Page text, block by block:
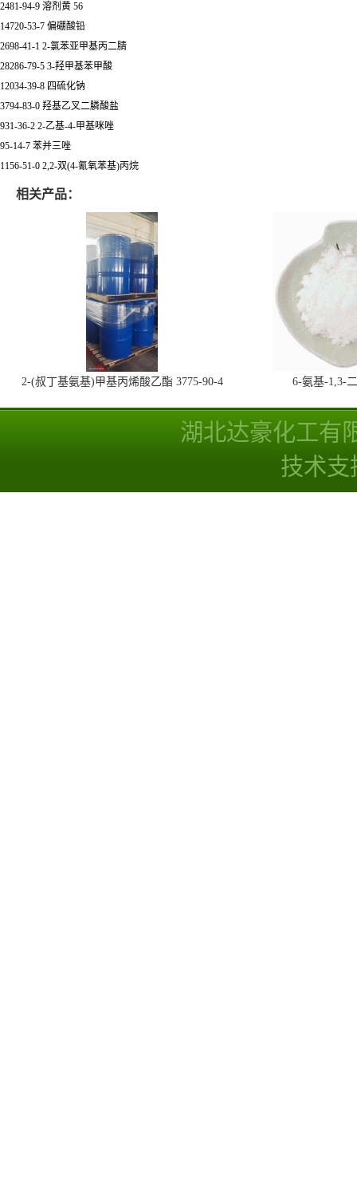
2481-94-9 溶剂黄 56
14720-53-7 偏硼酸铅
2698-41-1 2-氯苯亚甲基丙二腈
28286-79-5 3-羟甲基苯甲酸
12034-39-8 四硫化钠
3794-83-0 羟基乙叉二膦酸盐
931-36-2 2-乙基-4-甲基咪唑
95-14-7 苯并三唑
1156-51-0 2,2-双(4-氰氧苯基)丙烷
相关产品：
2-(叔丁基氨基)甲基丙烯酸乙酯 3775-90-4 6-氨基-1,3-
湖北达豪化工有
技术